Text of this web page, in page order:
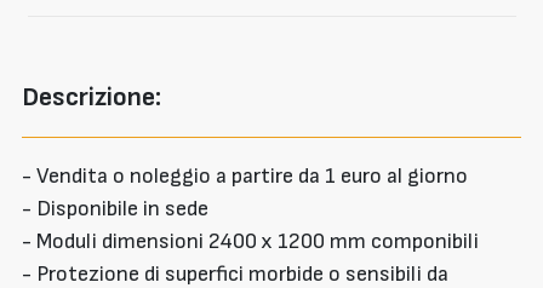
Descrizione:
- Vendita o noleggio a partire da 1 euro al giorno
- Disponibile in sede
- Moduli dimensioni 2400 x 1200 mm componibili
- Protezione di superfici morbide o sensibili da